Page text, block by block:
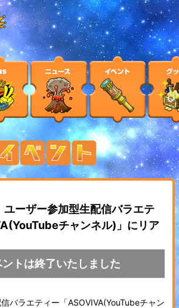
ユーザー参加型生配信バラエテ
チャンネル)」にリア
トは終了いたしました
バラエティー「ASOVIVA(YouTubeチャン